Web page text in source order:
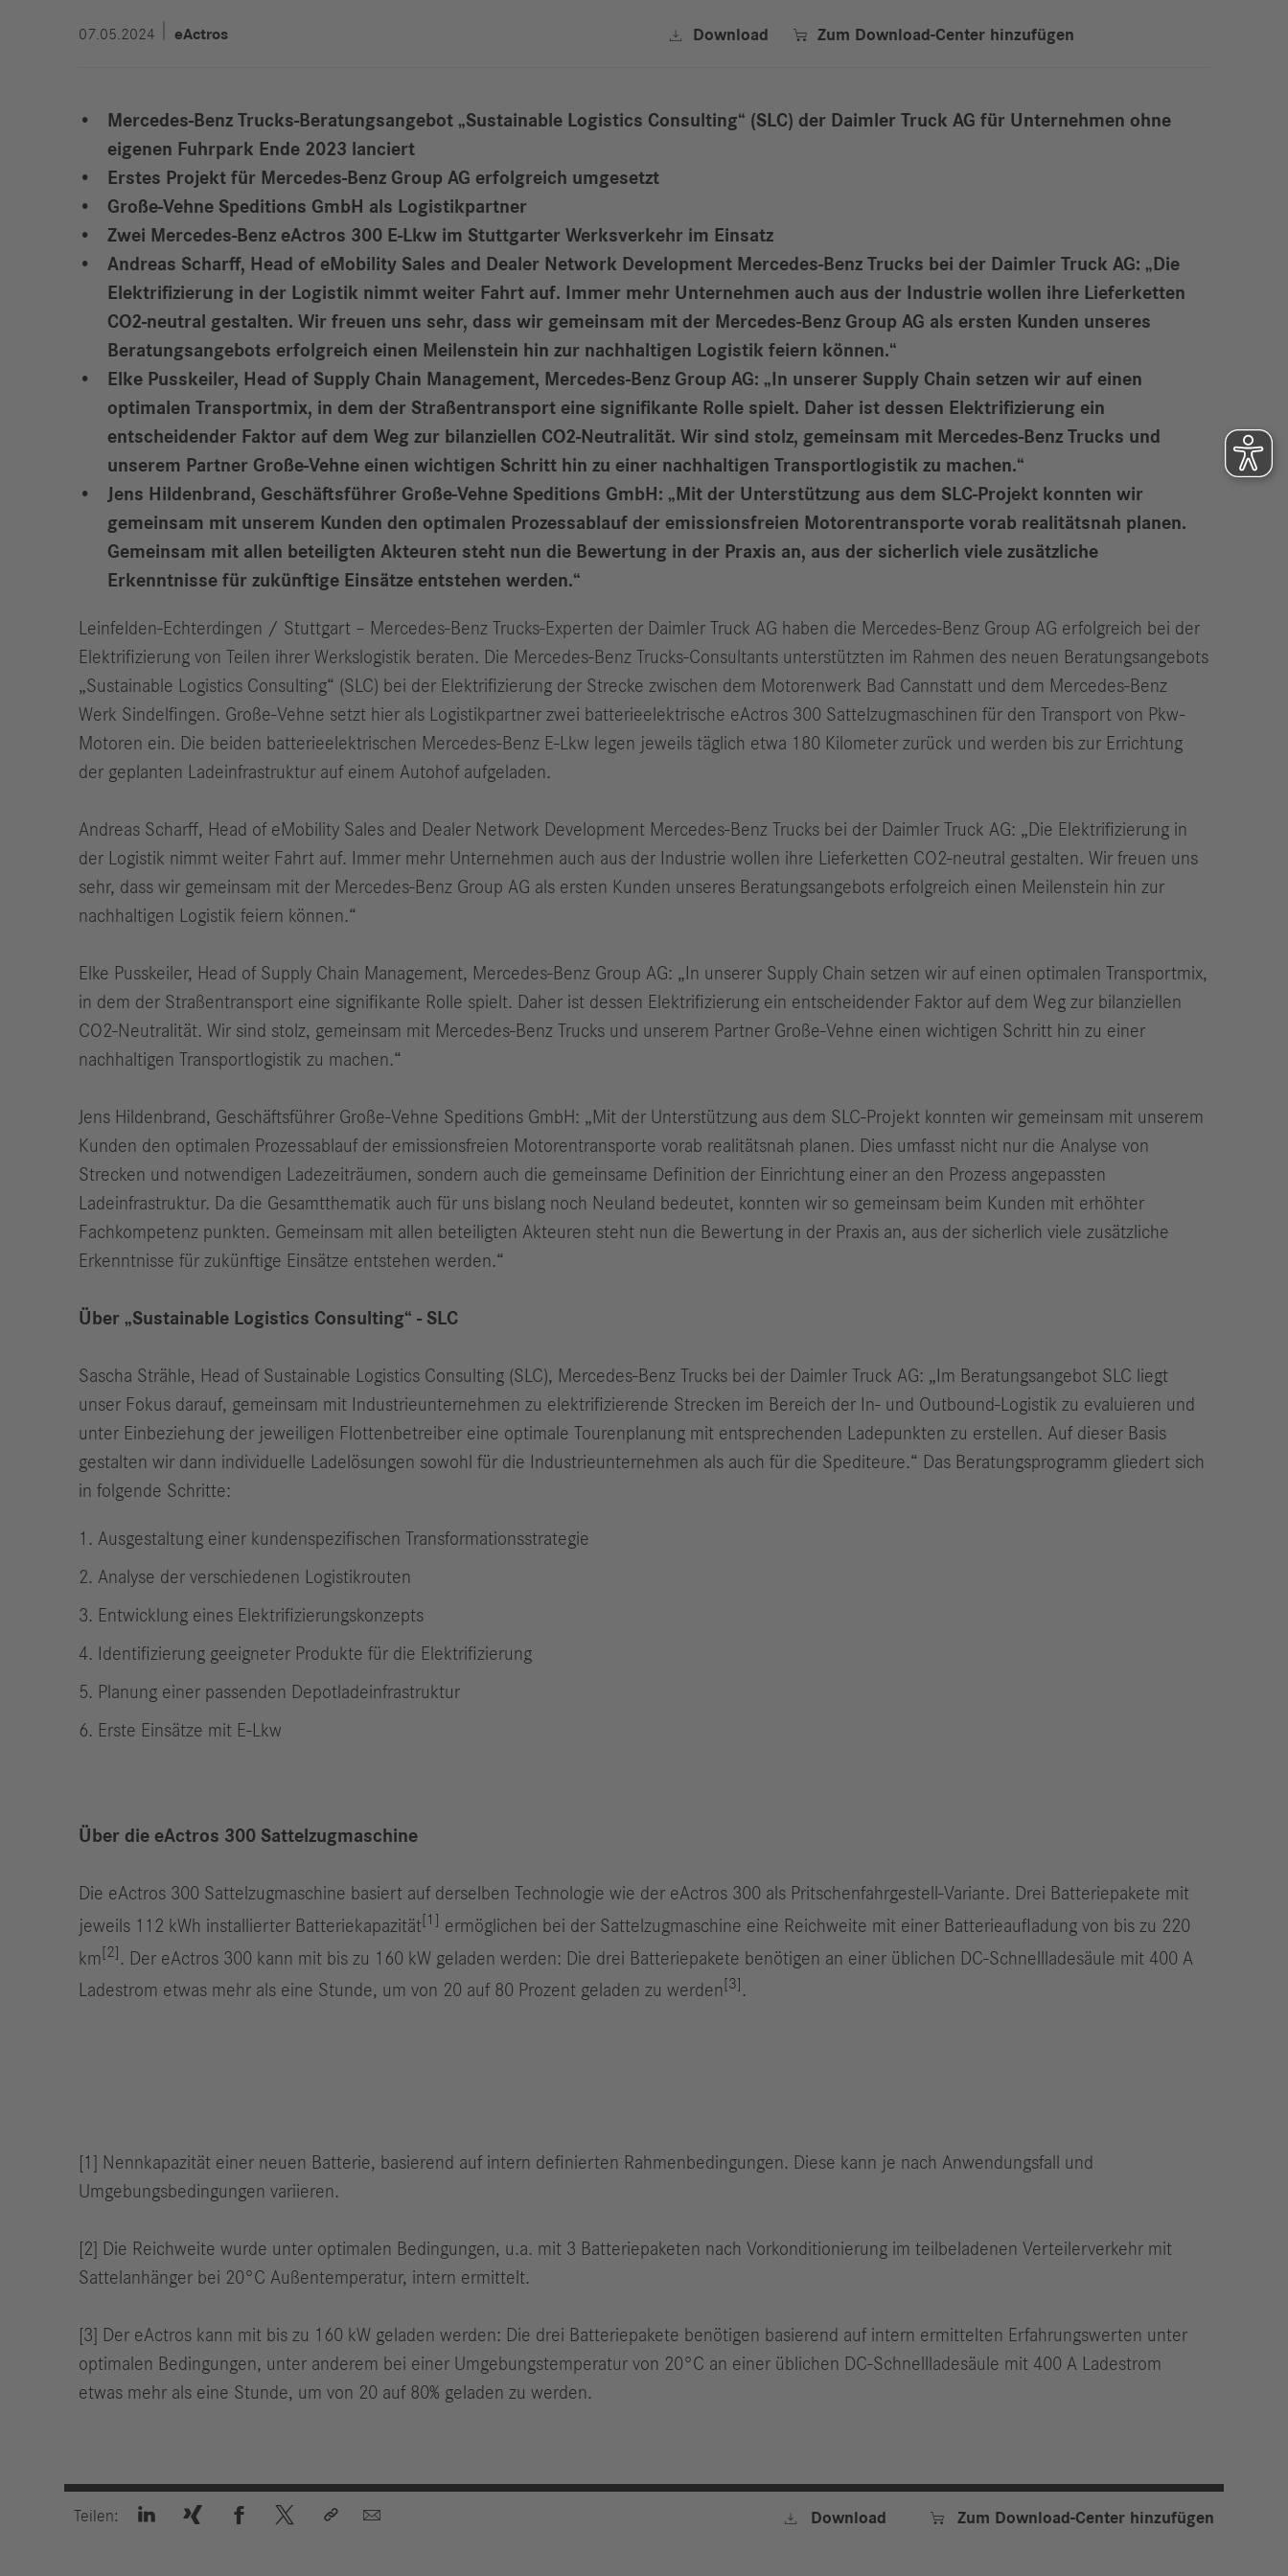
07.05.2024 eActros  Download  Zum Download-Center hinzufügen
Mercedes-Benz Trucks-Beratungsangebot „Sustainable Logistics Consulting“ (SLC) der Daimler Truck AG für Unternehmen ohne
eigenen Fuhrpark Ende 2023 lanciert
Erstes Projekt für Mercedes-Benz Group AG erfolgreich umgesetzt
Große-Vehne Speditions GmbH als Logistikpartner
Zwei Mercedes-Benz eActros 300 E-Lkw im Stuttgarter Werksverkehr im Einsatz
Andreas Scharff, Head of eMobility Sales and Dealer Network Development Mercedes-Benz Trucks bei der Daimler Truck AG: „Die
Elektrifizierung in der Logistik nimmt weiter Fahrt auf. Immer mehr Unternehmen auch aus der Industrie wollen ihre Lieferketten
CO2-neutral gestalten. Wir freuen uns sehr, dass wir gemeinsam mit der Mercedes-Benz Group AG als ersten Kunden unseres
Beratungsangebots erfolgreich einen Meilenstein hin zur nachhaltigen Logistik feiern können.“
Elke Pusskeiler, Head of Supply Chain Management, Mercedes-Benz Group AG: „In unserer Supply Chain setzen wir auf einen
optimalen Transportmix, in dem der Straßentransport eine signifikante Rolle spielt. Daher ist dessen Elektrifizierung ein
entscheidender Faktor auf dem Weg zur bilanziellen CO2-Neutralität. Wir sind stolz, gemeinsam mit Mercedes-Benz Trucks und
unserem Partner Große-Vehne einen wichtigen Schritt hin zu einer nachhaltigen Transportlogistik zu machen.“
Jens Hildenbrand, Geschäftsführer Große-Vehne Speditions GmbH: „Mit der Unterstützung aus dem SLC-Projekt konnten wir
gemeinsam mit unserem Kunden den optimalen Prozessablauf der emissionsfreien Motorentransporte vorab realitätsnah planen.
Gemeinsam mit allen beteiligten Akteuren steht nun die Bewertung in der Praxis an, aus der sicherlich viele zusätzliche
Erkenntnisse für zukünftige Einsätze entstehen werden.“
Leinfelden-Echterdingen / Stuttgart – Mercedes-Benz Trucks-Experten der Daimler Truck AG haben die Mercedes-Benz Group AG erfolgreich bei der
Elektrifizierung von Teilen ihrer Werkslogistik beraten. Die Mercedes-Benz Trucks-Consultants unterstützten im Rahmen des neuen Beratungsangebots
„Sustainable Logistics Consulting“ (SLC) bei der Elektrifizierung der Strecke zwischen dem Motorenwerk Bad Cannstatt und dem Mercedes-Benz
Werk Sindelfingen. Große-Vehne setzt hier als Logistikpartner zwei batterieelektrische eActros 300 Sattelzugmaschinen für den Transport von Pkw-
Motoren ein. Die beiden batterieelektrischen Mercedes-Benz E-Lkw legen jeweils täglich etwa 180 Kilometer zurück und werden bis zur Errichtung
der geplanten Ladeinfrastruktur auf einem Autohof aufgeladen.
Andreas Scharff, Head of eMobility Sales and Dealer Network Development Mercedes-Benz Trucks bei der Daimler Truck AG: „Die Elektrifizierung in
der Logistik nimmt weiter Fahrt auf. Immer mehr Unternehmen auch aus der Industrie wollen ihre Lieferketten CO2-neutral gestalten. Wir freuen uns
sehr, dass wir gemeinsam mit der Mercedes-Benz Group AG als ersten Kunden unseres Beratungsangebots erfolgreich einen Meilenstein hin zur
nachhaltigen Logistik feiern können.“
Elke Pusskeiler, Head of Supply Chain Management, Mercedes-Benz Group AG: „In unserer Supply Chain setzen wir auf einen optimalen Transportmix,
in dem der Straßentransport eine signifikante Rolle spielt. Daher ist dessen Elektrifizierung ein entscheidender Faktor auf dem Weg zur bilanziellen
CO2-Neutralität. Wir sind stolz, gemeinsam mit Mercedes-Benz Trucks und unserem Partner Große-Vehne einen wichtigen Schritt hin zu einer
nachhaltigen Transportlogistik zu machen.“
Jens Hildenbrand, Geschäftsführer Große-Vehne Speditions GmbH: „Mit der Unterstützung aus dem SLC-Projekt konnten wir gemeinsam mit unserem
Kunden den optimalen Prozessablauf der emissionsfreien Motorentransporte vorab realitätsnah planen. Dies umfasst nicht nur die Analyse von
Strecken und notwendigen Ladezeiträumen, sondern auch die gemeinsame Definition der Einrichtung einer an den Prozess angepassten
Ladeinfrastruktur. Da die Gesamtthematik auch für uns bislang noch Neuland bedeutet, konnten wir so gemeinsam beim Kunden mit erhöhter
Fachkompetenz punkten. Gemeinsam mit allen beteiligten Akteuren steht nun die Bewertung in der Praxis an, aus der sicherlich viele zusätzliche
Erkenntnisse für zukünftige Einsätze entstehen werden.“
Über „Sustainable Logistics Consulting“ - SLC
Sascha Strähle, Head of Sustainable Logistics Consulting (SLC), Mercedes-Benz Trucks bei der Daimler Truck AG: „Im Beratungsangebot SLC liegt
unser Fokus darauf, gemeinsam mit Industrieunternehmen zu elektrifizierende Strecken im Bereich der In- und Outbound-Logistik zu evaluieren und
unter Einbeziehung der jeweiligen Flottenbetreiber eine optimale Tourenplanung mit entsprechenden Ladepunkten zu erstellen. Auf dieser Basis
gestalten wir dann individuelle Ladelösungen sowohl für die Industrieunternehmen als auch für die Spediteure.“ Das Beratungsprogramm gliedert sich
in folgende Schritte:
Ausgestaltung einer kundenspezifischen Transformationsstrategie
Analyse der verschiedenen Logistikrouten
Entwicklung eines Elektrifizierungskonzepts
Identifizierung geeigneter Produkte für die Elektrifizierung
Planung einer passenden Depotladeinfrastruktur
Erste Einsätze mit E-Lkw
Über die eActros 300 Sattelzugmaschine
Die eActros 300 Sattelzugmaschine basiert auf derselben Technologie wie der eActros 300 als Pritschenfahrgestell-Variante. Drei Batteriepakete mit
jeweils 112 kWh installierter Batteriekapazität[1] ermöglichen bei der Sattelzugmaschine eine Reichweite mit einer Batterieaufladung von bis zu 220
km[2] . Der eActros 300 kann mit bis zu 160 kW geladen werden: Die drei Batteriepakete benötigen an einer üblichen DC-Schnellladesäule mit 400 A
Ladestrom etwas mehr als eine Stunde, um von 20 auf 80 Prozent geladen zu werden[3] .
[1] Nennkapazität einer neuen Batterie, basierend auf intern definierten Rahmenbedingungen. Diese kann je nach Anwendungsfall und
Umgebungsbedingungen variieren.
[2] Die Reichweite wurde unter optimalen Bedingungen, u.a. mit 3 Batteriepaketen nach Vorkonditionierung im teilbeladenen Verteilerverkehr mit
Sattelanhänger bei 20°C Außentemperatur, intern ermittelt.
[3] Der eActros kann mit bis zu 160 kW geladen werden: Die drei Batteriepakete benötigen basierend auf intern ermittelten Erfahrungswerten unter
optimalen Bedingungen, unter anderem bei einer Umgebungstemperatur von 20°C an einer üblichen DC-Schnellladesäule mit 400 A Ladestrom
etwas mehr als eine Stunde, um von 20 auf 80% geladen zu werden.
Teilen:        Download  Zum Download-Center hinzufügen